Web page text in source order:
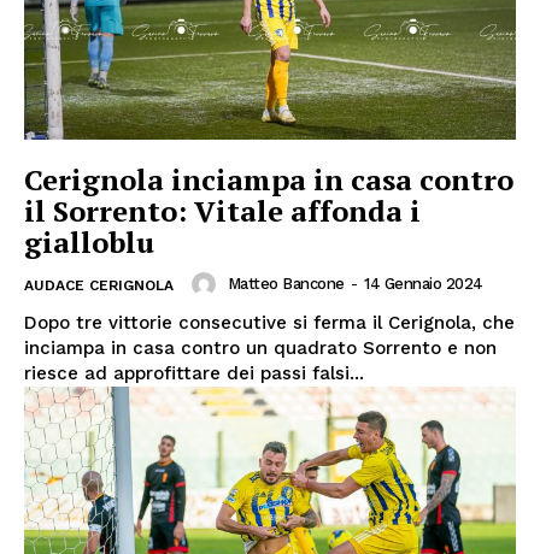
Cerignola inciampa in casa contro
il Sorrento: Vitale affonda i
gialloblu
AUDACE CERIGNOLA Matteo Bancone - 14 Gennaio 2024
Dopo tre vittorie consecutive si ferma il Cerignola, che
inciampa in casa contro un quadrato Sorrento e non
riesce ad approfittare dei passi falsi...